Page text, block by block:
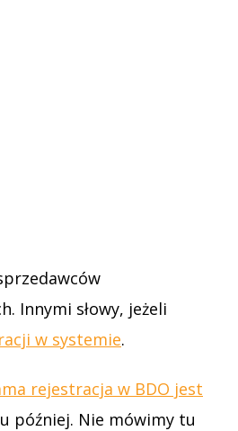
Innymi słowy, jeżeli
w systemie.
rejestracja w BDO jest
później. Nie mówimy tu